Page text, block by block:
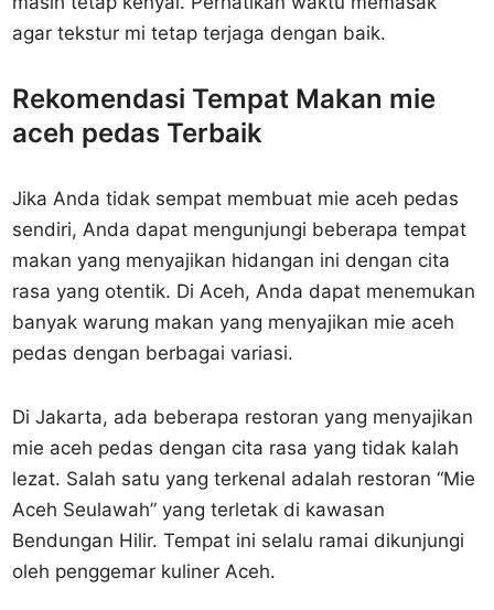
agar tekstur mi tetap terjaga dengan baik.
Rekomendasi Tempat Makan mie
aceh pedas Terbaik
Jika Anda tidak sempat membuat mie aceh pedas
sendiri, Anda dapat mengunjungi beberapa tempat
makan yang menyajikan hidangan ini dengan cita
rasa yang otentik. Di Aceh, Anda dapat menemukan
banyak warung makan yang menyajikan mie aceh
pedas dengan berbagai variasi.
Di Jakarta, ada beberapa restoran yang menyajikan
mie aceh pedas dengan cita rasa yang tidak kalah
lezat. Salah satu yang terkenal adalah restoran “Mie
Aceh Seulawah” yang terletak di kawasan
Bendungan Hilir. Tempat ini selalu ramai dikunjungi
oleh penggemar kuliner Aceh.